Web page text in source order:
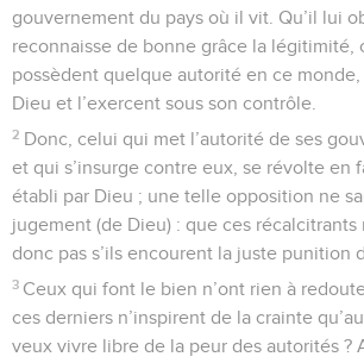
gouvernement du pays où il vit. Qu’il lui
reconnaisse de bonne grâce la légitimité,
possèdent quelque autorité en ce
Dieu et l’exercent sous son contrôle.
2 Donc, celui qui met l’autorité de ses
et qui s’insurge contre eux, se révolte en
établi par Dieu ; une telle opposition ne
jugement (de Dieu) : que ces récalcitrants
donc pas s’ils encourent la juste punition
3 Ceux qui font le bien n’ont rien à
ces derniers n’inspirent de la crainte
veux vivre libre de la peur des autorités ?